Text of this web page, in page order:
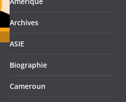
Archives
ASIE
Biographie
Cameroun